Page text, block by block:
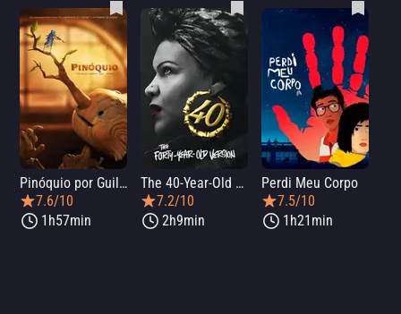
Pinóquio por Guillermo del Toro
7.6/10
1h57min
The 40-Year-Old Version
7.2/10
2h9min
Perdi Meu Corpo
7.5/10
1h21min